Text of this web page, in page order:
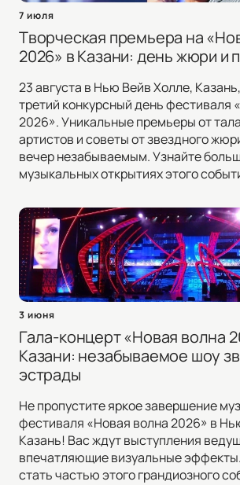
7 июля
Творческая премьера на
2026» в Казани: день жюри и
23 августа в Нью Вейв Холле,
третий конкурсный день фестиваля
2026». Уникальные премьеры от
артистов и советы от звездного
вечер незабываемым. Узнайте
музыкальных открытиях этого
3 июня
Гала-концерт «Новая волна
Казани: незабываемое шоу
эстрады
Не пропустите яркое завершение
фестиваля «Новая волна 2026» в
Казань! Вас ждут выступления
впечатляющие визуальные
стать частью этого грандиозного